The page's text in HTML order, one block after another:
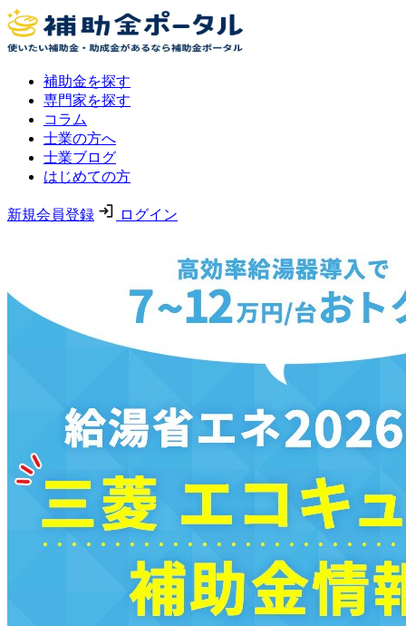
補助金を探す
専門家を探す
コラム
士業の方へ
士業ブログ
はじめての方
新規会員登録 ログイン